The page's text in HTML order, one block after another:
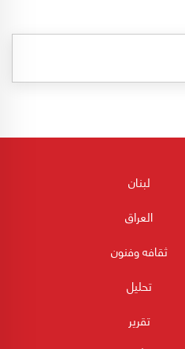
لبنان
العراق
ثقافه وفنون
تحليل
تقرير